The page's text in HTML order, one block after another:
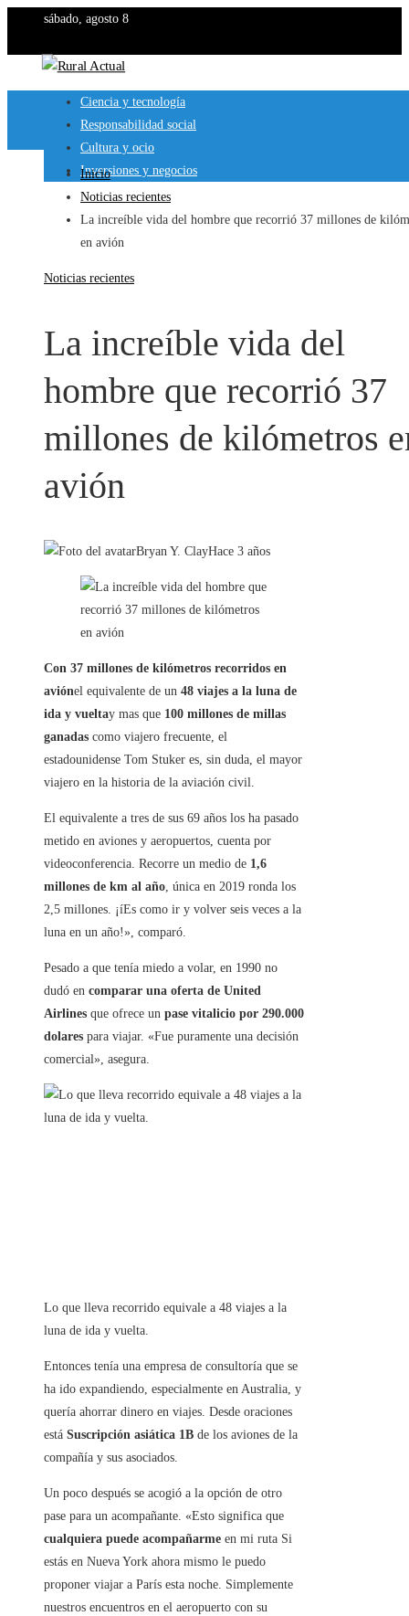
sábado, agosto 8
Ciencia y tecnología
Responsabilidad social
Cultura y ocio
Inversiones y negocios
Inicio
Noticias recientes
La increíble vida del hombre que recorrió 37 millones de
en avión
Noticias recientes
La increíble vida del
hombre que recorrió 37
millones de kilómetros
avión
Bryan Y. ClayHace 3 años
Con 37 millones de kilómetros recorridos en
aviónel equivalente de un 48 viajes a la luna de
ida y vueltay mas que 100 millones de millas
ganadas como viajero frecuente, el
estadounidense Tom Stuker es, sin duda, el mayor
viajero en la historia de la aviación civil.
El equivalente a tres de sus 69 años los ha pasado
metido en aviones y aeropuertos, cuenta por
videoconferencia. Recorre un medio de 1,6
millones de km al año, única en 2019 ronda los
2,5 millones. ¡íEs como ir y volver seis veces a la
luna en un año!», comparó.
Pesado a que tenía miedo a volar, en 1990 no
dudó en comparar una oferta de United
Airlines que ofrece un pase vitalicio por 290.000
dolares para viajar. «Fue puramente una decisión
comercial», asegura.
Lo que lleva recorrido equivale a 48 viajes a la
luna de ida y vuelta.
Entonces tenía una empresa de consultoría que se
ha ido expandiendo, especialmente en Australia, y
quería ahorrar dinero en viajes. Desde oraciones
está Suscripción asiática 1B de los aviones de la
compañía y sus asociados.
Un poco después se acogió a la opción de otro
pase para un acompañante. «Esto significa que
cualquiera puede acompañarme en mi ruta Si
estás en Nueva York ahora mismo le puedo
proponer viajar a París esta noche. Simplemente
nuestros encuentros en el aeropuerto con su